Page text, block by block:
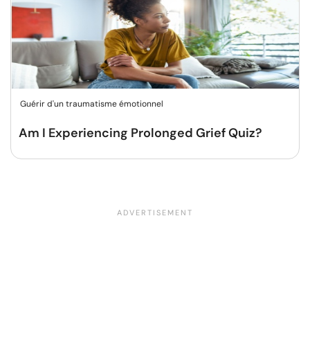
Guérir d'un traumatisme émotionnel
Am I Experiencing Prolonged Grief Quiz?